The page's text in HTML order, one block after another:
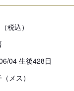
（税込）
04 生後428日
メス）